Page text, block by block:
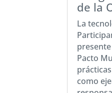
de la
La
presente
Pacto
como